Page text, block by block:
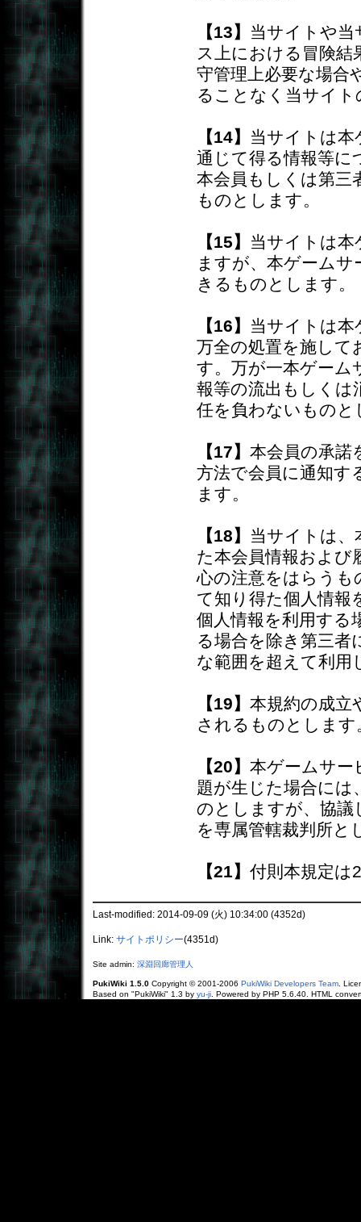
【13】 当サイトや当
ス上における冒険結
守管理上必要な場合
ることなく当サイ
【14】 当サイトは
通じて得る情報等に
本会員もしくは第三
ものとします。
【15】 当サイトは
ますが、本ゲーム
きるものとします。
【16】 当サイトは本
万全の処置を施して
す。万が一本ゲーム
報等の流出もしくは
任を負わないものと
【17】本会員の承諾
方法で会員に通知す
ます。
【18】 当サイトは
た本会員情報および
心の注意をはらう
て知り得た個人情報
個人情報を利用する
る場合を除き第三者
な範囲を超えて利
【19】本規約の成立
されるものとします
【20】本ゲームサー
題が生じた場合には
のとしますが、協議
を専属管轄裁判所と
【21】付則本規定は
Last-modified: 2014-09-09 (火) 10:34:00 (4352d)
Link: サイトポリシー(4351d)
Site admin: 深淵回廊管理人
PukiWiki 1.5.0 Copyright © 2001-2006 PukiWiki Developers Team .
Based on "PukiWiki" 1.3 by yu-ji . Powered by PHP 5.6.40. HTML